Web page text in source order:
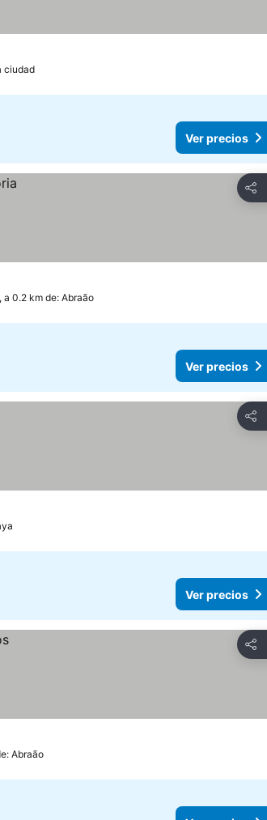
ciudad
Ver precios
a 0.2 km de: Abraão
Ver precios
Ver precios
Abraão